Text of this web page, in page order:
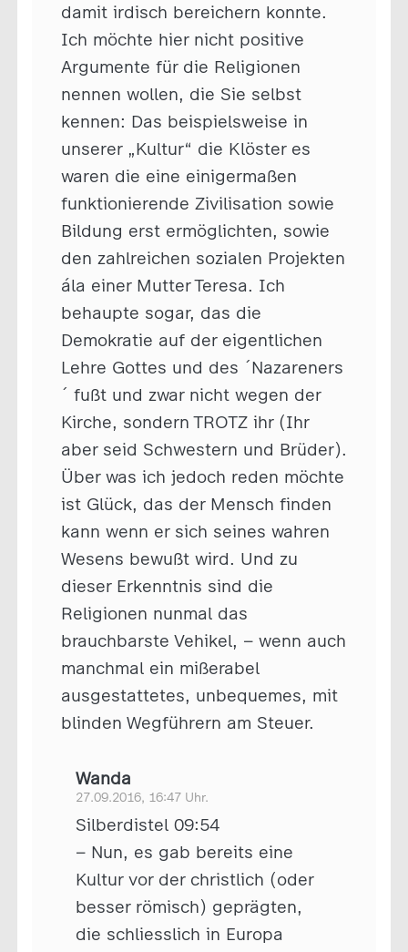
damit irdisch bereichern konnte.
Ich möchte hier nicht positive
Argumente für die Religionen
nennen wollen, die Sie selbst
kennen: Das beispielsweise in
unserer „Kultur“ die Klöster es
waren die eine einigermaßen
funktionierende Zivilisation sowie
Bildung erst ermöglichten, sowie
den zahlreichen sozialen Projekten
ála einer Mutter Teresa. Ich
behaupte sogar, das die
Demokratie auf der eigentlichen
Lehre Gottes und des ´Nazareners
´ fußt und zwar nicht wegen der
Kirche, sondern TROTZ ihr (Ihr
aber seid Schwestern und Brüder).
Über was ich jedoch reden möchte
ist Glück, das der Mensch finden
kann wenn er sich seines wahren
Wesens bewußt wird. Und zu
dieser Erkenntnis sind die
Religionen nunmal das
brauchbarste Vehikel, – wenn auch
manchmal ein mißerabel
ausgestattetes, unbequemes, mit
blinden Wegführern am Steuer.
Wanda
27.09.2016, 16:47 Uhr.
Silberdistel 09:54
– Nun, es gab bereits eine
Kultur vor der christlich (oder
besser römisch) geprägten,
die schliesslich in Europa